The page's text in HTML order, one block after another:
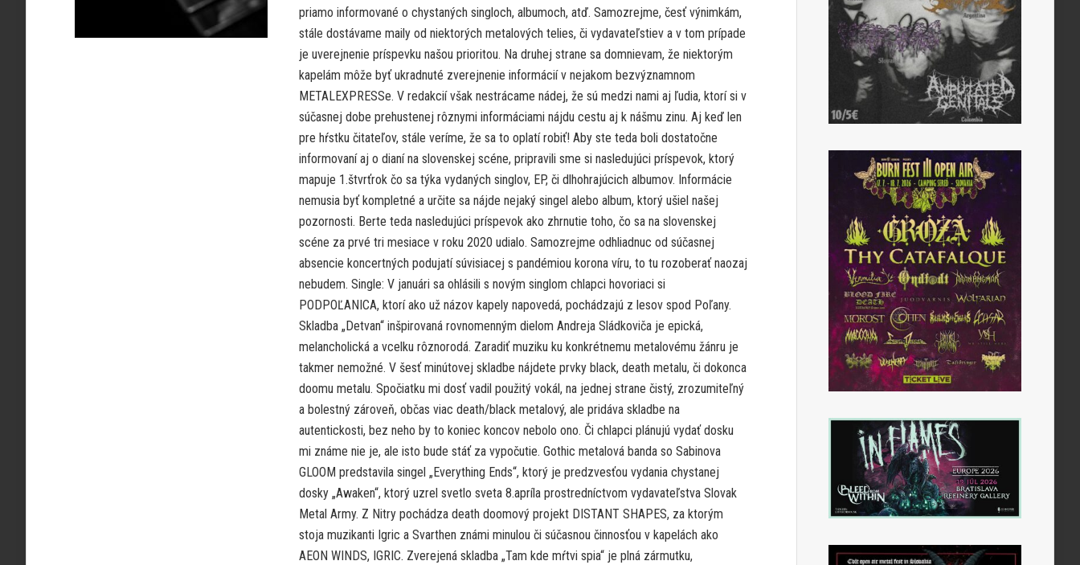
priamo informované o chystaných singloch, albumoch, atď. Samozrejme, česť výnimkám,
stále dostávame maily od niektorých metalových telies, či vydavateľstiev a v tom prípade
je uverejnenie príspevku našou prioritou. Na druhej strane sa domnievam, že niektorým
kapelám môže byť ukradnuté zverejnenie informácií v nejakom bezvýznamnom
METALEXPRESSe. V redakcií však nestrácame nádej, že sú medzi nami aj ľudia, ktorí si v
súčasnej dobe prehustenej rôznymi informáciami nájdu cestu aj k nášmu zinu. Aj keď len
pre hŕstku čitateľov, stále veríme, že sa to oplatí robiť! Aby ste teda boli dostatočne
informovaní aj o dianí na slovenskej scéne, pripravili sme si nasledujúci príspevok, ktorý
mapuje 1.štvrťrok čo sa týka vydaných singlov, EP, či dlhohrajúcich albumov. Informácie
nemusia byť kompletné a určite sa nájde nejaký singel alebo album, ktorý ušiel našej
pozornosti. Berte teda nasledujúci príspevok ako zhrnutie toho, čo sa na slovenskej
scéne za prvé tri mesiace v roku 2020 udialo. Samozrejme odhliadnuc od súčasnej
absencie koncertných podujatí súvisiacej s pandémiou korona víru, to tu rozoberať naozaj
nebudem. Single: V januári sa ohlásili s novým singlom chlapci hovoriaci si
PODPOĽANICA, ktorí ako už názov kapely napovedá, pochádzajú z lesov spod Poľany.
Skladba „Detvan“ inšpirovaná rovnomenným dielom Andreja Sládkoviča je epická,
melancholická a vcelku rôznorodá. Zaradiť muziku ku konkrétnemu metalovému žánru je
takmer nemožné. V šesť minútovej skladbe nájdete prvky black, death metalu, či dokonca
doomu metalu. Spočiatku mi dosť vadil použitý vokál, na jednej strane čistý, zrozumiteľný
a bolestný zároveň, občas viac death/black metalový, ale pridáva skladbe na
autentickosti, bez neho by to koniec koncov nebolo ono. Či chlapci plánujú vydať dosku
mi známe nie je, ale isto bude stáť za vypočutie. Gothic metalová banda so Sabinova
GLOOM predstavila singel „Everything Ends“, ktorý je predzvesťou vydania chystanej
dosky „Awaken“, ktorý uzrel svetlo sveta 8.apríla prostredníctvom vydavateľstva Slovak
Metal Army. Z Nitry pochádza death doomový projekt DISTANT SHAPES, za ktorým
stoja muzikanti Igric a Svarthen známi minulou či súčasnou činnosťou v kapelách ako
AEON WINDS, IGRIC. Zverejená skladba „Tam kde mŕtvi spia“ je plná zármutku,